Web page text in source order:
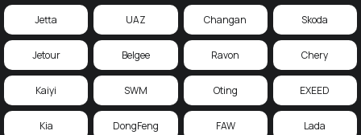
Jetta UAZ Changan Skoda
Jetour Belgee Ravon Chery
Kaiyi SWM Oting EXEED
Kia DongFeng FAW Lada